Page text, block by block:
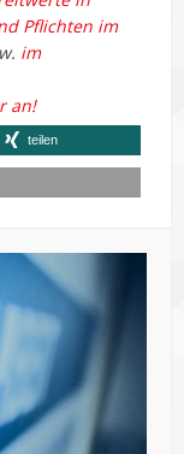
Pflichten im
im
an!
teilen